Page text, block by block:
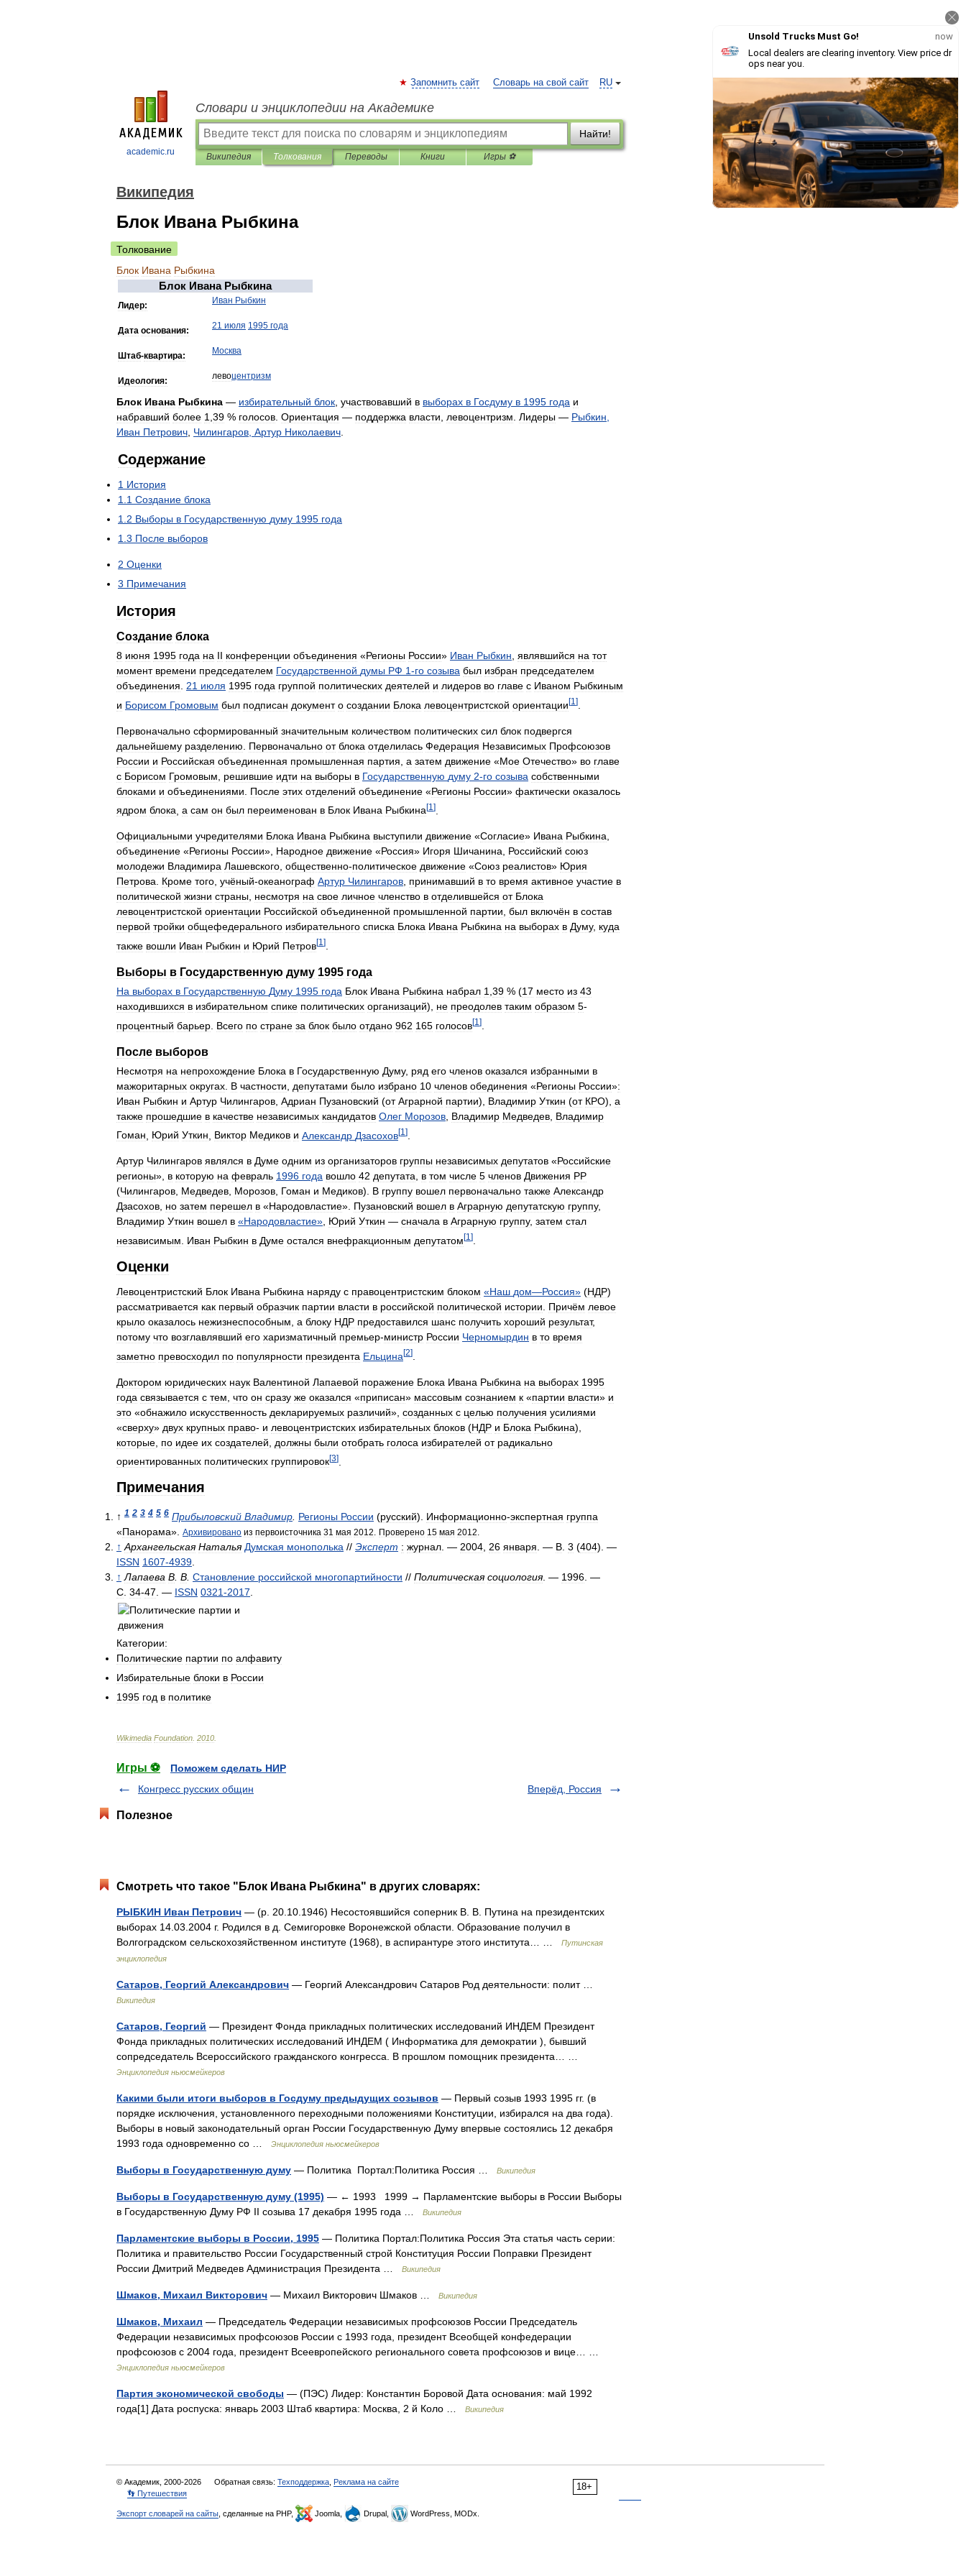
academic.ru
RU
Запомнить сайт Словарь на свой сайт
Словари и энциклопедии на Академике
Найти!
Википедия Толкования Переводы Книги Игры ⚽
Википедия
Блок Ивана Рыбкина
Толкование
Блок Ивана Рыбкина
Блок Ивана Рыбкина
Лидер: Иван Рыбкин
Дата основания: 21 июля 1995 года
Штаб-квартира: Москва
Идеология: левоцентризм
Блок Ивана Рыбкина — избирательный блок участвовавший в выборах в Госдуму в 1995 года и
набравший более 1 39 % голосов Ориентация — поддержка власти левоцентризм Лидеры — Рыбкин
Иван Петрович Чилингаров Артур Николаевич
Содержание
1 История
1 1 Создание блока
1 2 Выборы в Государственную думу 1995 года
1 3 После выборов
2 Оценки
3 Примечания
История
Создание блока
8 июня 1995 года на II конференции объединения «Регионы России» Иван Рыбкин являвшийся на тот
момент времени председателем Государственной думы РФ 1-го созыва был избран председателем
объединения
21 июля 1995 года группой политических деятелей и лидеров во главе с Иваном Рыбкиным
и Борисом Громовым был подписан документ о создании Блока левоцентристской ориентации[1 ]
Первоначально сформированный значительным количеством политических сил блок подвергся
дальнейшему разделению Первоначально от блока отделилась Федерация Независимых Профсоюзов
России и Российская объединенная промышленная партия а затем движение «Мое Отечество» во главе
с Борисом Громовым решившие идти на выборы в Государственную думу 2-го созыва собственными
блоками и объединениями После этих отделений объединение «Регионы России» фактически оказалось
ядром блока а сам он был переименован в Блок Ивана Рыбкина[1 ]
Официальными учредителями Блока Ивана Рыбкина выступили движение «Согласие» Ивана Рыбкина,
объединение «Регионы России», Народное движение «Россия» Игоря Шичанина, Российский союз
молодежи Владимира Лашевского, общественно-политическое движение «Союз реалистов» Юрия
Петрова. Кроме того, учёный-океанограф Артур Чилингаров, принимавший в то время активное участие в
политической жизни страны, несмотря на свое личное членство в отделившейся от Блока
левоцентристской ориентации Российской объединенной промышленной партии, был включён в состав
первой тройки общефедерального избирательного списка Блока Ивана Рыбкина на выборах в Думу, куда
также вошли Иван Рыбкин и Юрий Петров[1 ]
Выборы в Государственную думу 1995 года
На выборах в Государственную Думу 1995 года Блок Ивана Рыбкина набрал 1 39 % (17 место из 43
находившихся в избирательном спике политических организаций), не преодолев таким образом 5-
процентный барьер Всего по стране за блок было отдано 962 165 голосов[1 ]
После выборов
Несмотря на непрохождение Блока в Государственную Думу, ряд его членов оказался избранными в
мажоритарных округах В частности депутатами было избрано 10 членов обединения «Регионы России»:
Иван Рыбкин и Артур Чилингаров Адриан Пузановский (от Аграрной партии), Владимир Уткин (от КРО), а
также прошедшие в качестве независимых кандидатов Олег Морозов Владимир Медведев Владимир
Гоман
Юрий Уткин Виктор Медиков и Александр Дзасохов[1 ]
Артур Чилингаров являлся в Думе одним из организаторов группы независимых депутатов «Российские
регионы», в которую на февраль 1996 года вошло 42 депутата, в том числе 5 членов Движения РР
(Чилингаров, Медведев, Морозов, Гоман и Медиков). В группу вошел первоначально также Александр
Дзасохов, но затем перешел в «Народовластие». Пузановский вошел в Аграрную депутатскую группу,
Владимир Уткин вошел в «Народовластие», Юрий Уткин — сначала в Аграрную группу, затем стал
независимым
Иван Рыбкин в Думе остался внефракционным депутатом [1 ]
Оценки
Левоцентристский Блок Ивана Рыбкина наряду с правоцентристским блоком «Наш дом—Россия» (НДР)
рассматривается как первый образчик партии власти в российской политической истории Причём левое
крыло оказалось нежизнеспособным а блоку НДР предоставился шанс получить хороший результат,
потому что возглавлявший его харизматичный премьер-министр России Черномырдин в то время
заметно превосходил по популярности президента Ельцина[2]
Доктором юридических наук Валентиной Лапаевой поражение Блока Ивана Рыбкина на выборах 1995
года связывается с тем что он сразу же оказался «приписан» массовым сознанием к «партии власти» и
это «обнажило искусственность декларируемых различий», созданных с целью получения усилиями
«сверху» двух крупных право- и левоцентристских избирательных блоков (НДР и Блока Рыбкина),
которые по идее их создателей должны были отобрать голоса избирателей от радикально
ориентированных политических группировок[3]
Примечания
↑ 1 2 3 4 5 6 Прибыловский Владимир Регионы России (русский). Информационно-экспертная группа
«Панорама». Архивировано из первоисточника 31 мая 2012 Проверено 15 мая 2012
↑ Архангельская Наталья Думская монополька // Эксперт : журнал . — 2004 26 января . — В 3 (404). —
ISSN 1607-4939
↑ Лапаева В В Становление российской многопартийности // Политическая социология. — 1996 . —
С 34-47 . — ISSN 0321-2017
Категории:
Политические партии по алфавиту
Избирательные блоки в России
1995 год в политике
Wikimedia Foundation 2010
Игры ⚽
Поможем сделать НИР
Конгресс русских общин
Вперёд, Россия
Полезное
Смотреть что такое "Блок Ивана Рыбкина" в других словарях:
РЫБКИН Иван Петрович — (р. 20.10.1946) Несостоявшийся соперник В. В. Путина на президентских
выборах 14.03.2004 г. Родился в д. Семигоровке Воронежской области. Образование получил в
Волгоградском сельскохозяйственном институте (1968), в аспирантуре этого института… …
Путинская
энциклопедия
Сатаров, Георгий Александрович — Георгий Александрович Сатаров Род деятельности: полит …
Википедия
Сатаров, Георгий — Президент Фонда прикладных политических исследований ИНДЕМ Президент
Фонда прикладных политических исследований ИНДЕМ ( Информатика для демократии ), бывший
сопредседатель Всероссийского гражданского конгресса. В прошлом помощник президента… …
Энциклопедия ньюсмейкеров
Какими были итоги выборов в Госдуму предыдущих созывов — Первый созыв 1993 1995 гг. (в
порядке исключения, установленного переходными положениями Конституции, избирался на два года).
Выборы в новый законодательный орган России Государственную Думу впервые состоялись 12 декабря
1993 года одновременно со …
Энциклопедия ньюсмейкеров
Выборы в Государственную думу — Политика Портал:Политика Россия … Википедия
Выборы в Государственную думу (1995) — ← 1993 1999 → Парламентские выборы в России Выборы
в Государственную Думу РФ II созыва 17 декабря 1995 года …
Википедия
Парламентские выборы в России, 1995 — Политика Портал:Политика Россия Эта статья часть серии:
Политика и правительство России Государственный строй Конституция России Поправки Президент
России Дмитрий Медведев Администрация Президента …
Википедия
Шмаков, Михаил Викторович — Михаил Викторович Шмаков … Википедия
Шмаков, Михаил — Председатель Федерации независимых профсоюзов России Председатель
Федерации независимых профсоюзов России с 1993 года, президент Всеобщей конфедерации
профсоюзов с 2004 года, президент Всеевропейского регионального совета профсоюзов и вице… …
Энциклопедия ньюсмейкеров
Партия экономической свободы — (ПЭС) Лидер: Константин Боровой Дата основания: май 1992
года[1] Дата роспуска: январь 2003 Штаб квартира: Москва, 2 й Коло …
Википедия
18+
© Академик, 2000-2026 Обратная связь: Техподдержка Реклама на сайте
👣 Путешествия
Экспорт словарей на сайты , сделанные на PHP, Joomla, Drupal, WordPress, MODx.